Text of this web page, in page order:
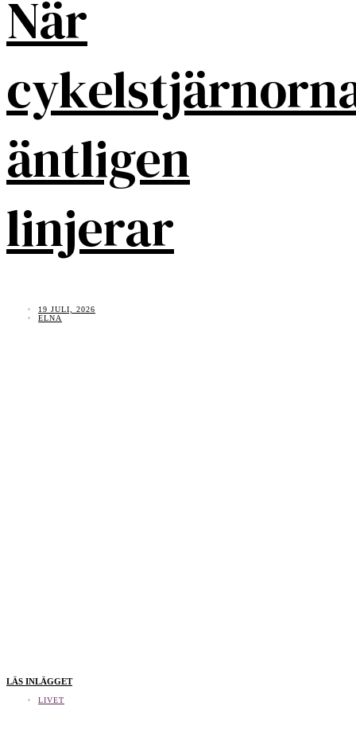
När
äntligen
linjerar
19 JULI, 2026
ELNA
LÄS INLÄGGET
LIVET